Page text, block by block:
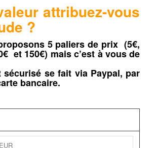
attribuez-vous
?
5 paliers de prix (5€,
et 150€) mais c’est à vous de
sécurisé se fait via Paypal, par
bancaire.